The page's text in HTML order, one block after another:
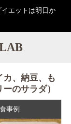
エットは明日か
カ、納豆、も
のサラダ）
事例